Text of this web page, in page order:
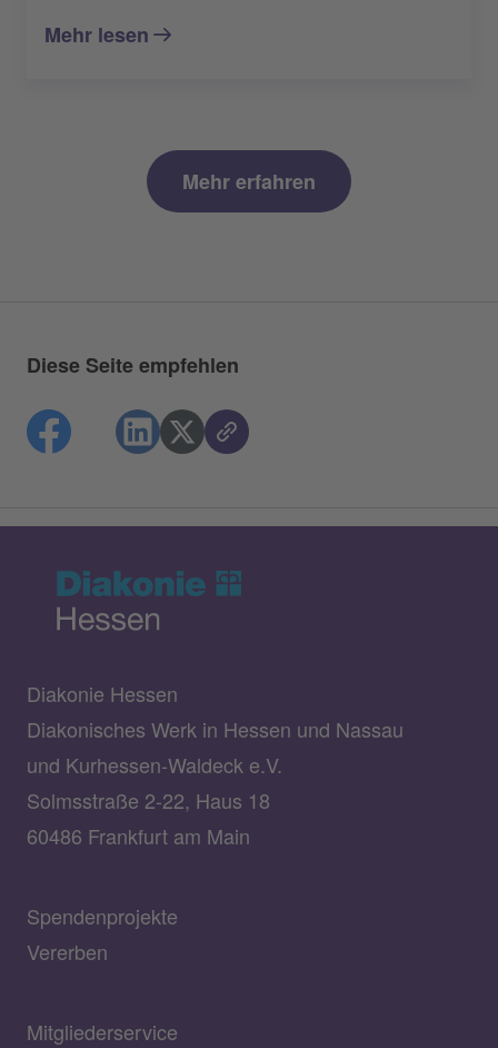
Mehr lesen
Mehr erfahren
Diese Seite empfehlen
Diakonie Hessen
Diakonisches Werk in Hessen und Nassau
und Kurhessen-Waldeck e.V.
Solmsstraße 2-22, Haus 18
60486 Frankfurt am Main
Spendenprojekte
Vererben
Mitgliederservice